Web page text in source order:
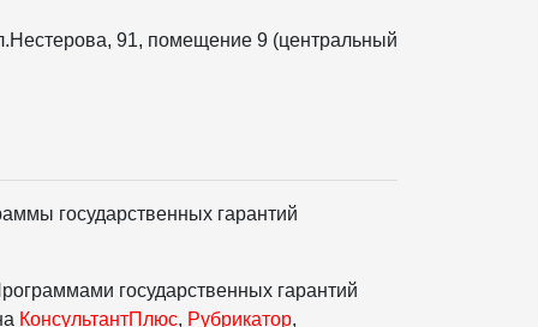
91, помещение 9 (центральный
государственных гарантий
государственных гарантий
КонсультантПлюс, Рубрикатор,